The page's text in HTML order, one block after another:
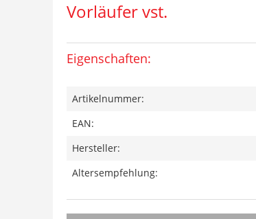
Vorläufer vst.
Eigenschaften:
Artikelnummer:
EAN:
Hersteller:
Altersempfehlung: